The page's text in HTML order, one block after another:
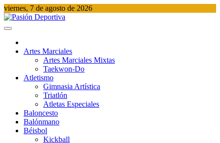
Saltar
al
contenido
viernes, 7 de agosto de 2026
Artes Marciales
Artes Marciales Mixtas
Taekwon-Do
Atletismo
Gimnasia Artística
Triatlón​
Atletas Especiales
Baloncesto
Balónmano
Béisbol
Kickball​